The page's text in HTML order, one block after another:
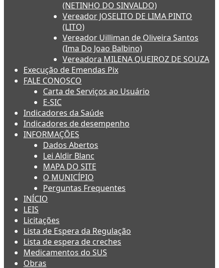
(NETINHO DO SINVALDO)
Vereador JOSELITO DE LIMA PINTO
(LITO)
Vereador Uilliman de Oliveira Santos
(Ima Do Joao Balbino)
Vereadora MILENA QUEIROZ DE SOUZA
Execução de Emendas Pix
FALE CONOSCO
Carta de Serviços ao Usuário
E-SIC
Indicadores da Saúde
Indicadores de desempenho
INFORMAÇÕES
Dados Abertos
Lei Aldir Blanc
MAPA DO SITE
O MUNICÍPIO
Perguntas Frequentes
INÍCIO
LEIS
Licitações
Lista de Espera da Regulação
Lista de espera de creches
Medicamentos do SUS
Obras